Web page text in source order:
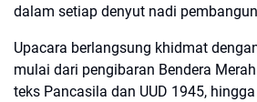
dalam setiap denyut nadi
Upacara berlangsung khidmat
mulai dari pengibaran Bendera
teks Pancasila dan UUD 1945,